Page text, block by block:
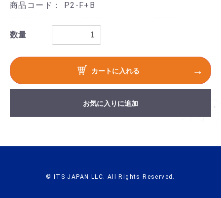
商品コード： P2-F+B
数量
カートに入れる
お気に入りに追加
© ITS JAPAN LLC. All Rights Reserved.